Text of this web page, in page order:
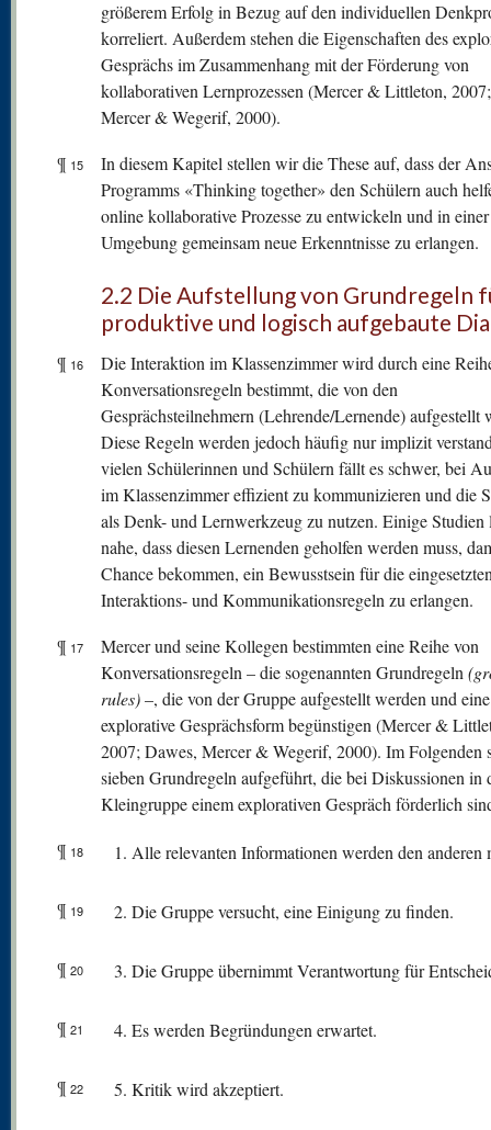
größerem Erfolg in Bezug auf den individuellen
korreliert. Außerdem stehen die Eigenschaften des
Gesprächs im Zusammenhang mit der Förderung von
kollaborativen Lernprozessen (Mercer & Littleton,
Mercer & Wegerif, 2000).
¶ 15
In diesem Kapitel stellen wir die These auf, dass der
Programms «Thinking together» den Schülern auch
online kollaborative Prozesse zu entwickeln und in
Umgebung gemeinsam neue Erkenntnisse zu erlangen.
2.2 Die Aufstellung von Grundregeln
produktive und logisch aufgebaute
¶ 16
Die Interaktion im Klassenzimmer wird durch eine
Konversationsregeln bestimmt, die von den
Gesprächsteilnehmern (Lehrende/Lernende) aufgestellt
Diese Regeln werden jedoch häufig nur implizit
vielen Schülerinnen und Schülern fällt es schwer, bei
im Klassenzimmer effizient zu kommunizieren und die
als Denk- und Lernwerkzeug zu nutzen. Einige Studien
nahe, dass diesen Lernenden geholfen werden muss,
Chance bekommen, ein Bewusstsein für die
Interaktions- und Kommunikationsregeln zu erlangen.
¶ 17
Mercer und seine Kollegen bestimmten eine Reihe von
Konversationsregeln – die sogenannten Grundregeln
rules)–, die von der Gruppe aufgestellt werden und eine
explorative Gesprächsform begünstigen (Mercer &
2007; Dawes, Mercer & Wegerif, 2000). Im Folgenden
sieben Grundregeln aufgeführt, die bei Diskussionen in
Kleingruppe einem explorativen Gespräch förderlich
¶ 18 Alle relevanten Informationen werden den anderen
¶ 19 Die Gruppe versucht, eine Einigung zu finden.
¶ 20 Die Gruppe übernimmt Verantwortung für
¶ 21 Es werden Begründungen erwartet.
¶ 22 Kritik wird akzeptiert.